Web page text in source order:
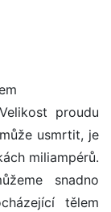
proudu
usmrtit, je
miliampérů.
snadno
tělem